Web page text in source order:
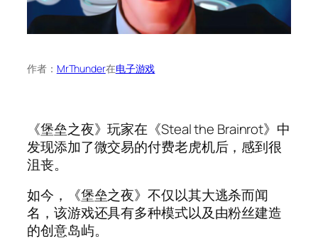
作者： MrThunder在电子游戏
《堡垒之夜》玩家在《Steal the Brainrot》中
发现添加了微交易的付费老虎机后，感到很
沮丧。
如今，《堡垒之夜》不仅以其大逃杀而闻
名，该游戏还具有多种模式以及由粉丝建造
的创意岛屿。